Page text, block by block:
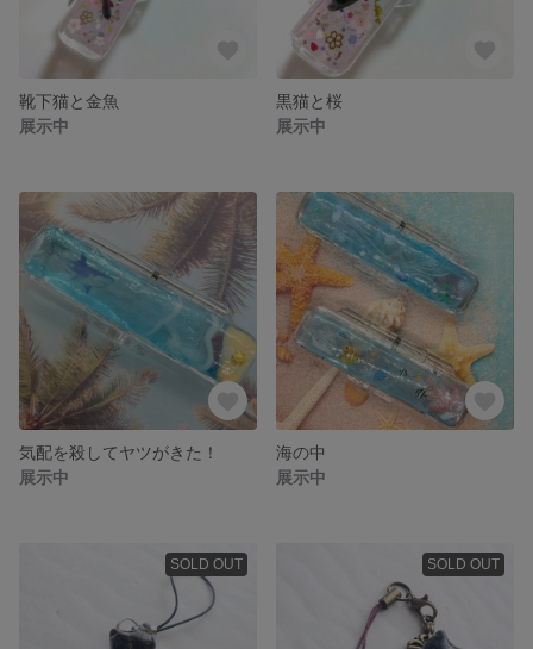
靴下猫と金魚
展示中
黒猫と桜
展示中
気配を殺してヤツがきた！
展示中
海の中
展示中
SOLD OUT SOLD OUT